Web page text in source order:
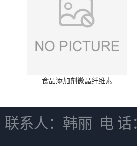
食品添加剂微晶纤维素
联系人：韩丽 电 话